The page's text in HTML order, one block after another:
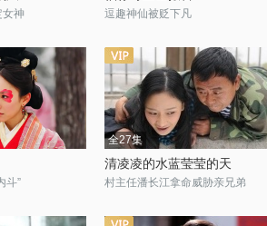
女神 逗趣神仙被贬下凡
斗”
全27集
清凌凌的水蓝莹莹的天
村主任潘长江拿命威胁亲兄弟